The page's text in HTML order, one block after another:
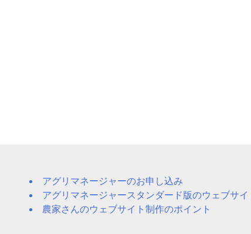
アグリマネージャーのお申し込み
アグリマネージャースタンダード版のウェブサイ
農家さんのウェブサイト制作のポイント